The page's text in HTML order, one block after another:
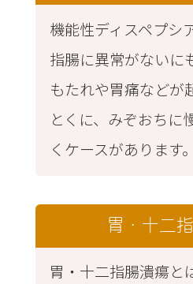
機能性ディスペプシ
指腸に異常がないに
もたれや胃痛などが
とくに、みぞおちに
くケースがあります。
胃・十二
胃・十二指腸潰瘍と